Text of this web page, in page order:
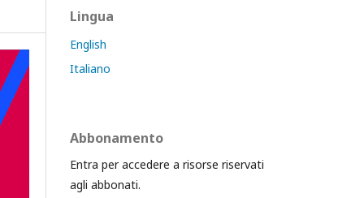
Lingua
English
Italiano
Abbonamento
Entra per accedere a risorse riservati
agli abbonati.